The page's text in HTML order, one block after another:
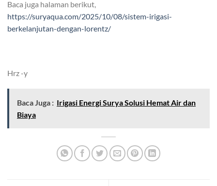
Baca juga halaman berikut,
https://suryaqua.com/2025/10/08/sistem-irigasi-
berkelanjutan-dengan-lorentz/
Hrz -y
Baca Juga : Irigasi Energi Surya Solusi Hemat Air dan
Biaya